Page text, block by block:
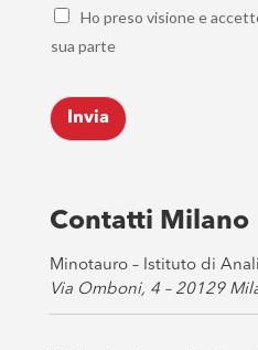
*
C
e
k
b
o
s
*
Ho preso visione e
sua parte
Invia
Contatti Milano
Minotauro – Istituto di
Via Omboni, 4 – 20129